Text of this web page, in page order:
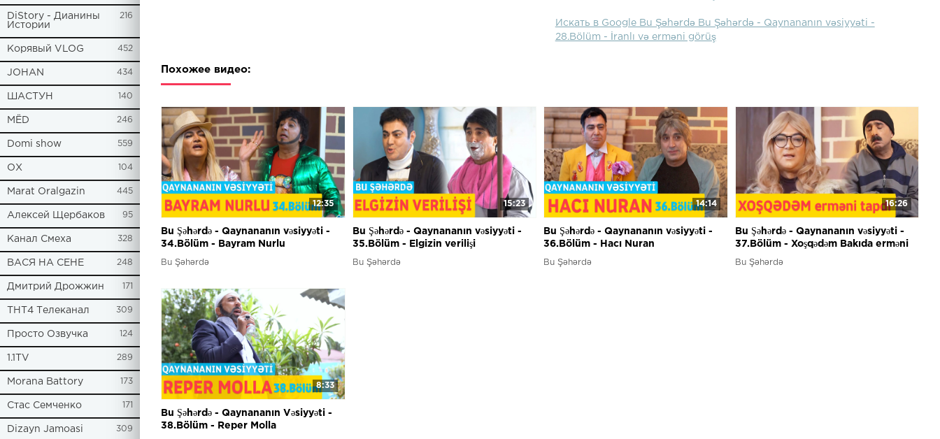
DiStory - Дианины
Истории
216
Корявый VLOG 452
JOHAN 434
ШАСТУН 140
МЁD 246
Domi show 559
ОХ 104
Marat Oralgazin 445
Алексей Щербаков 95
Канал Смеха 328
ВАСЯ НА СЕНЕ 248
Дмитрий Дрожжин 171
ТНТ4 Телеканал 309
Просто Озвучка 124
1.1TV 289
Morana Battory 173
Стас Семченко 171
Dizayn Jamoasi 309
Искать в Google Bu Şəhərdə Bu Şəhərdə - Qaynananın vəsiyyəti -
28.Bölüm - İranlı və erməni görüş
Похожее видео:
12:35
Bu Şəhərdə - Qaynananın vəsiyyəti -
34.Bölüm - Bayram Nurlu
Bu Şəhərdə
15:23
Bu Şəhərdə - Qaynananın vəsiyyəti -
35.Bölüm - Elgizin verilişi
Bu Şəhərdə
14:14
Bu Şəhərdə - Qaynananın vəsiyyəti -
36.Bölüm - Hacı Nuran
Bu Şəhərdə
16:26
Bu Şəhərdə - Qaynananın vəsiyyəti -
37.Bölüm - Xoşqədəm Bakıda erməni
Bu Şəhərdə
8:33
Bu Şəhərdə - Qaynananın Vəsiyyəti -
38.Bölüm - Reper Molla